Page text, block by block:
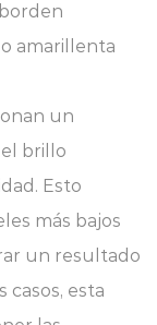
amarillenta
un
brillo
Esto
más bajos
un resultado
esta